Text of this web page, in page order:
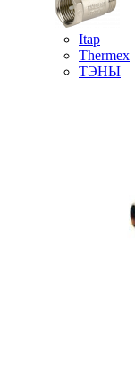
Itap
Thermex
ТЭНЫ